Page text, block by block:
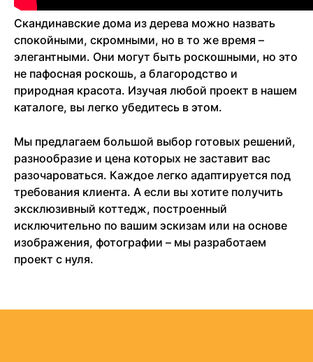
Скандинавские дома из дерева можно назвать
спокойными, скромными, но в то же время –
элегантными. Они могут быть роскошными, но это
не пафосная роскошь, а благородство и
природная красота. Изучая любой проект в нашем
каталоге, вы легко убедитесь в этом.
Мы предлагаем большой выбор готовых решений,
разнообразие и цена которых не заставит вас
разочароваться. Каждое легко адаптируется под
требования клиента. А если вы хотите получить
эксклюзивный коттедж, построенный
исключительно по вашим эскизам или на основе
изображения, фотографии – мы разработаем
проект с нуля.